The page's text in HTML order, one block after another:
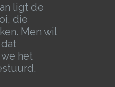
ligt de
die
Men wil
het